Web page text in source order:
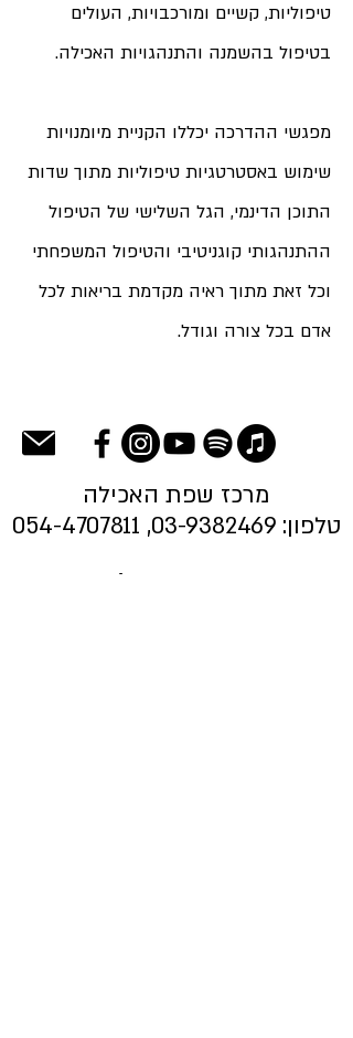
טיפוליות, קשיים ומורכבויות, העולים
בטיפול בהשמנה והתנהגויות האכילה.
מפגשי ההדרכה יכללו הקניית מיומנויות
שימוש באסטרטגיות טיפוליות מתוך שדות
התוכן הדינמי, הגל השלישי של הטיפול
ההתנהגותי קוגניטיבי והטיפול המשפחתי
וכל זאת מתוך ראיה מקדמת בריאות לכל
אדם בכל צורה וגודל.
מרכז שפת האכילה
טלפון:03-9382469
,
054-4707811
אנחנו כאן לשירותכם :)